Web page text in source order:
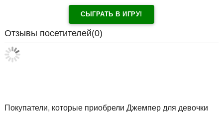
СЫГРАТЬ В ИГРУ!
Отзывы посетителей(0)
Покупатели, которые приобрели Джемпер для девочки